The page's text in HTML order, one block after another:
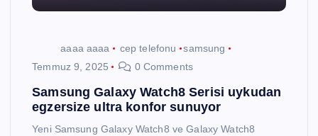
aaaa aaaa cep telefonu
samsung
Temmuz 9, 2025
0 Comments
Samsung Galaxy Watch8 Serisi uykudan
egzersize ultra konfor sunuyor
Yeni Samsung Galaxy Watch8 ve Galaxy Watch8